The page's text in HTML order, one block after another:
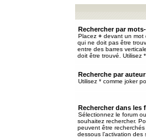
Rechercher par
Placez + devant un mot
qui ne doit pas être
entre des barres
doit être trouvé. Utilisez
Recherche par
Utilisez * comme joker
Rechercher dans les
Sélectionnez le forum
souhaitez rechercher.
peuvent être
dessous l’activation des